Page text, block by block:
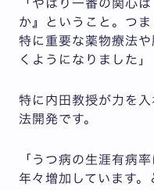
「やはり一番の関心
か』ということ。つ
特に重要な薬物療法
くようになりました」
特に内田教授が力を
法開発です。
「うつ病の生涯有病
年々増加しています